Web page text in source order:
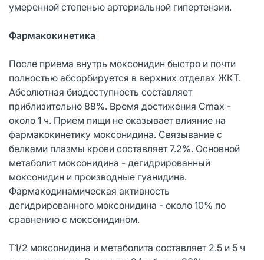
умеренной степенью артериальной гипертензии.
Фармакокинетика
После приема внутрь моксонидин быстро и почти
полностью абсорбируется в верхних отделах ЖКТ.
Абсолютная биодоступность составляет
приблизительно 88%. Время достижения Cmax -
около 1 ч. Прием пищи не оказывает влияние на
фармакокинетику моксонидина. Связывание с
белками плазмы крови составляет 7.2%. Основной
метаболит моксонидина - дегидрированный
моксонидин и производные гуанидина.
Фармакодинамическая активность
дегидрированного моксонидина - около 10% по
сравнению с моксонидином.
Т1/2 моксонидина и метаболита составляет 2.5 и 5 ч